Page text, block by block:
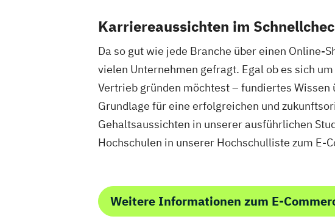
Karriereaussichten im
Da so gut wie jede Branche über einen Online-
vielen Unternehmen gefragt. Egal ob es sich
Vertrieb gründen möchtest – fundiertes
Grundlage für eine erfolgreichen und
Gehaltsaussichten in unserer ausführlichen
Hochschulen in unserer Hochschulliste zum E-
Weitere Informationen zum E-